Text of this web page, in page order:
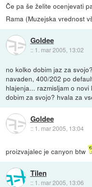
Če pa še želite ocenjevati
Rama (Muzejska vrednost
Goldee
:: 1. mar 2005, 13:02
no kolko dobim jaz za
navaden, 400/202 po
hlajenja... razmisljam o
dobim za svojo? hvala za
Goldee
:: 1. mar 2005, 13:04
proizvajalec je canyon btw
Tilen
:: 1. mar 2005, 13:06